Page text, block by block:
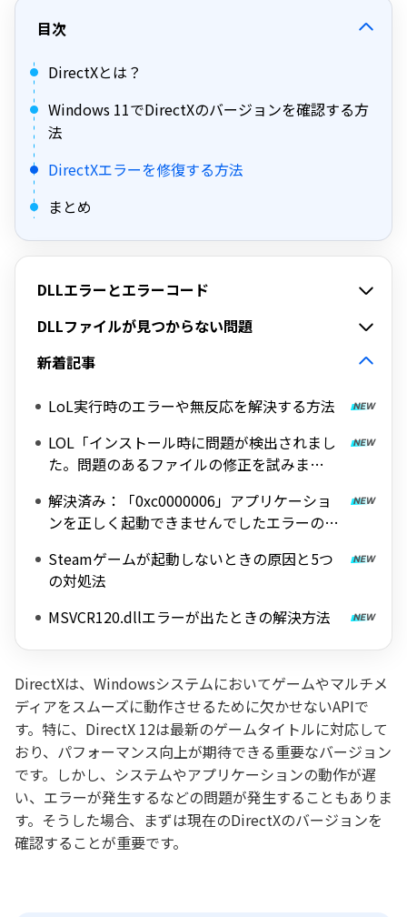
目次
DirectXとは？
Windows 11でDirectXのバージョンを確認する方
法
DirectXエラーを修復する方法
まとめ
DLLエラーとエラーコード
DLLファイルが見つからない問題
新着記事
LoL実行時のエラーや無反応を解決する方法
LOL「インストール時に問題が検出されまし
た。問題のあるファイルの修正を試みま
解決済み：「0xc0000006」アプリケーショ
ンを正しく起動できませんでしたエラーの修
Steamゲームが起動しないときの原因と5つ
の対処法
MSVCR120.dllエラーが出たときの解決方法
DirectXは、Windowsシステムにおいてゲームやマルチメ
ディアをスムーズに動作させるために欠かせないAPIで
す。特に、DirectX 12は最新のゲームタイトルに対応して
おり、パフォーマンス向上が期待できる重要なバージョン
です。しかし、システムやアプリケーションの動作が遅
い、エラーが発生するなどの問題が発生することもありま
す。そうした場合、まずは現在のDirectXのバージョンを
確認することが重要です。